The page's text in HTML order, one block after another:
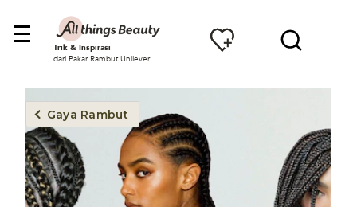
Trik & Inspirasi
dari Pakar Rambut Unilever
Gaya Rambut